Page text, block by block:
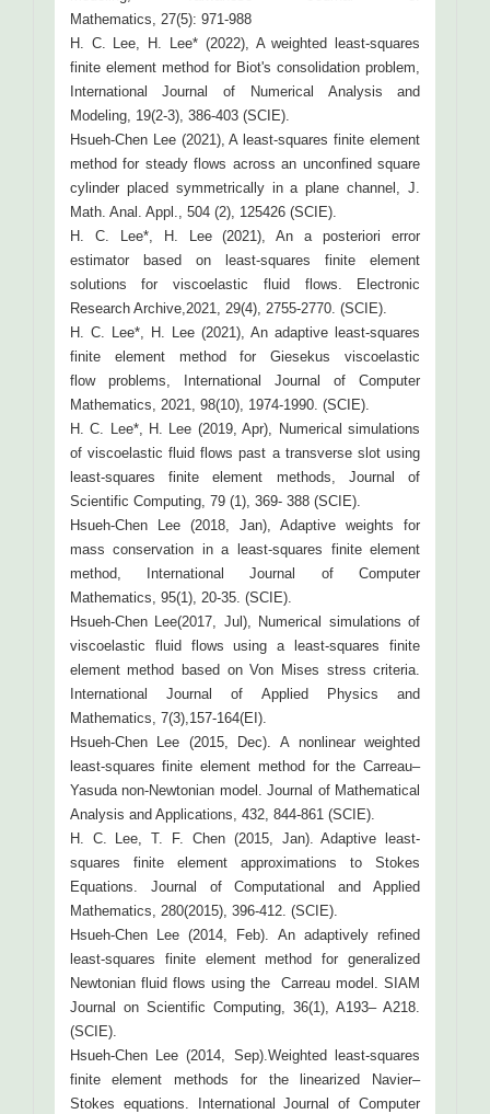
Mathematics, 27(5): 971-988
H. C. Lee, H. Lee* (2022), A weighted least-squares
finite element method for Biot's consolidation problem,
International Journal of Numerical Analysis and
Modeling, 19(2-3), 386-403 (SCIE).
Hsueh-Chen Lee (2021), A least-squares finite element
method for steady flows across an unconfined square
cylinder placed symmetrically in a plane channel, J.
Math. Anal. Appl., 504 (2), 125426 (SCIE).
H. C. Lee*, H. Lee (2021), An a posteriori error
estimator based on least-squares finite element
solutions for viscoelastic fluid flows. Electronic
Research Archive,2021, 29(4), 2755-2770. (SCIE).
H. C. Lee*, H. Lee (2021), An adaptive least-squares
finite element method for Giesekus viscoelastic
flow problems, International Journal of Computer
Mathematics, 2021, 98(10), 1974-1990. (SCIE).
H. C. Lee*, H. Lee (2019, Apr), Numerical simulations
of viscoelastic fluid flows past a transverse slot using
least-squares finite element methods, Journal of
Scientific Computing, 79 (1), 369- 388 (SCIE).
Hsueh-Chen Lee (2018, Jan), Adaptive weights for
mass conservation in a least-squares finite element
method, International Journal of Computer
Mathematics, 95(1), 20-35. (SCIE).
Hsueh-Chen Lee(2017, Jul), Numerical simulations of
viscoelastic fluid flows using a least-squares finite
element method based on Von Mises stress criteria.
International Journal of Applied Physics and
Mathematics, 7(3),157-164(EI).
Hsueh-Chen Lee (2015, Dec). A nonlinear weighted
least-squares finite element method for the Carreau–
Yasuda non-Newtonian model. Journal of Mathematical
Analysis and Applications, 432, 844-861 (SCIE).
H. C. Lee, T. F. Chen (2015, Jan). Adaptive least-
squares finite element approximations to Stokes
Equations. Journal of Computational and Applied
Mathematics, 280(2015), 396-412. (SCIE).
Hsueh-Chen Lee (2014, Feb). An adaptively refined
least-squares finite element method for generalized
Newtonian fluid flows using the Carreau model. SIAM
Journal on Scientific Computing, 36(1), A193– A218.
(SCIE).
Hsueh-Chen Lee (2014, Sep).Weighted least-squares
finite element methods for the linearized Navier–
Stokes equations. International Journal of Computer